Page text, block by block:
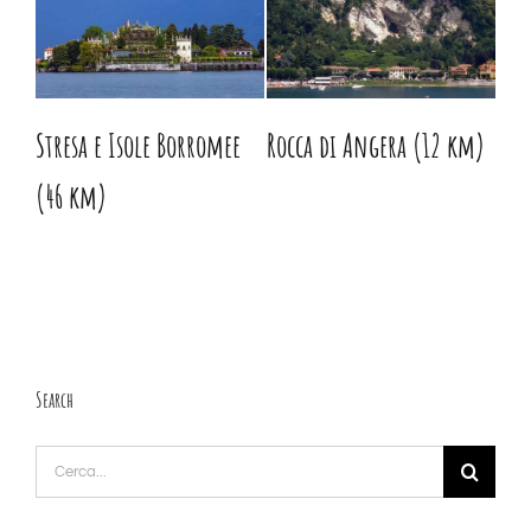
Stresa e Isole Borromee
(46 km)
Rocca di Angera (12 km)
Search
Cerca
per: